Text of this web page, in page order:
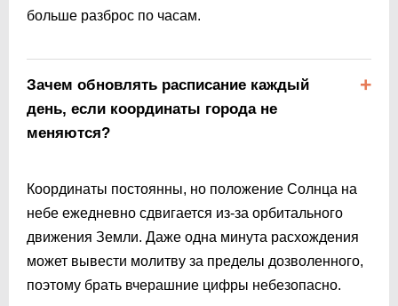
больше разброс по часам.
Зачем обновлять расписание каждый
день, если координаты города не
меняются?
Координаты постоянны, но положение Солнца на
небе ежедневно сдвигается из-за орбитального
движения Земли. Даже одна минута расхождения
может вывести молитву за пределы дозволенного,
поэтому брать вчерашние цифры небезопасно.